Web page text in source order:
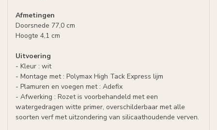
Afmetingen
Doorsnede 77,0 cm
Hoogte 4,1 cm
Uitvoering
- Kleur : wit
- Montage met : Polymax High Tack Express lijm
- Plamuren en voegen met : Adefix
- Afwerking : Rozet is voorbehandeld met een
watergedragen witte primer, overschilderbaar met alle
soorten verf met uitzondering van silicaathoudende verven.